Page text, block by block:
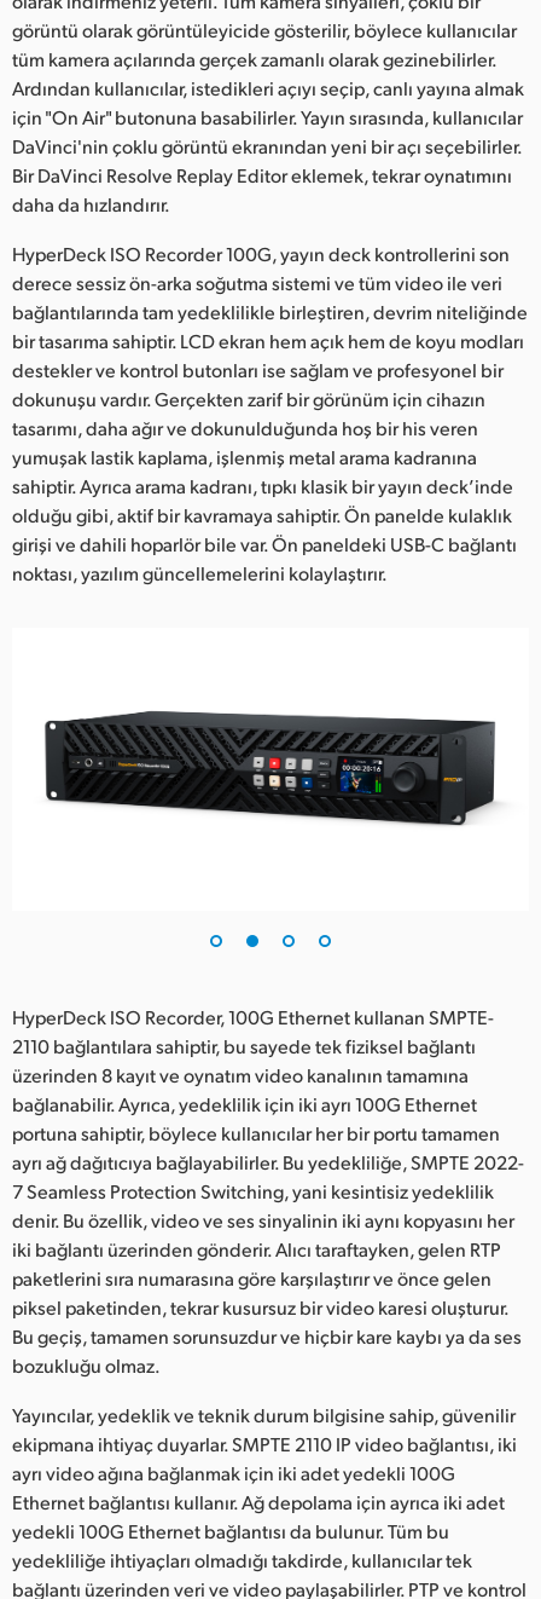
görüntü olarak görüntüleyicide gösterilir, böylece kullanıcılar
tüm kamera açılarında gerçek zamanlı olarak gezinebilirler.
Ardından kullanıcılar, istedikleri açıyı seçip, canlı yayına almak
için "On Air" butonuna basabilirler. Yayın sırasında, kullanıcılar
DaVinci'nin çoklu görüntü ekranından yeni bir açı seçebilirler.
Bir DaVinci Resolve Replay Editor eklemek, tekrar oynatımını
daha da hızlandırır.
HyperDeck ISO Recorder 100G, yayın deck kontrollerini son
derece sessiz ön-arka soğutma sistemi ve tüm video ile veri
bağlantılarında tam yedeklilikle birleştiren, devrim niteliğinde
bir tasarıma sahiptir. LCD ekran hem açık hem de koyu modları
destekler ve kontrol butonları ise sağlam ve profesyonel bir
dokunuşu vardır. Gerçekten zarif bir görünüm için cihazın
tasarımı, daha ağır ve dokunulduğunda hoş bir his veren
yumuşak lastik kaplama, işlenmiş metal arama kadranına
sahiptir. Ayrıca arama kadranı, tıpkı klasik bir yayın deck’inde
olduğu gibi, aktif bir kavramaya sahiptir. Ön panelde kulaklık
girişi ve dahili hoparlör bile var. Ön paneldeki USB-C bağlantı
noktası, yazılım güncellemelerini kolaylaştırır.
HyperDeck ISO Recorder, 100G Ethernet kullanan SMPTE-
2110 bağlantılara sahiptir, bu sayede tek fiziksel bağlantı
üzerinden 8 kayıt ve oynatım video kanalının tamamına
bağlanabilir. Ayrıca, yedeklilik için iki ayrı 100G Ethernet
portuna sahiptir, böylece kullanıcılar her bir portu tamamen
ayrı ağ dağıtıcıya bağlayabilirler. Bu yedekliliğe, SMPTE 2022-
7 Seamless Protection Switching, yani kesintisiz yedeklilik
denir. Bu özellik, video ve ses sinyalinin iki aynı kopyasını her
iki bağlantı üzerinden gönderir. Alıcı taraftayken, gelen RTP
paketlerini sıra numarasına göre karşılaştırır ve önce gelen
piksel paketinden, tekrar kusursuz bir video karesi oluşturur.
Bu geçiş, tamamen sorunsuzdur ve hiçbir kare kaybı ya da ses
bozukluğu olmaz.
Yayıncılar, yedeklik ve teknik durum bilgisine sahip, güvenilir
ekipmana ihtiyaç duyarlar. SMPTE 2110 IP video bağlantısı, iki
ayrı video ağına bağlanmak için iki adet yedekli 100G
Ethernet bağlantısı kullanır. Ağ depolama için ayrıca iki adet
yedekli 100G Ethernet bağlantısı da bulunur. Tüm bu
yedekliliğe ihtiyaçları olmadığı takdirde, kullanıcılar tek
bağlantı üzerinden veri ve video paylaşabilirler. PTP ve kontrol